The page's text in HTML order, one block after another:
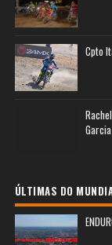
Cpto
ÚLTIMAS DO